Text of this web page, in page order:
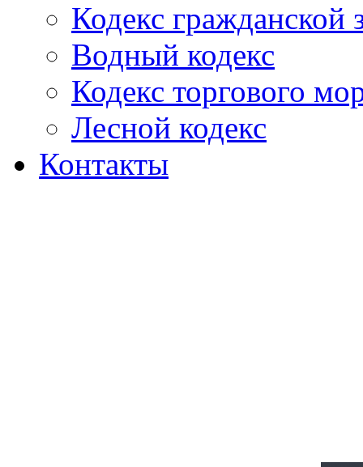
Кодекс гражданской
Водный кодекс
Кодекс торгового
Лесной кодекс
Контакты